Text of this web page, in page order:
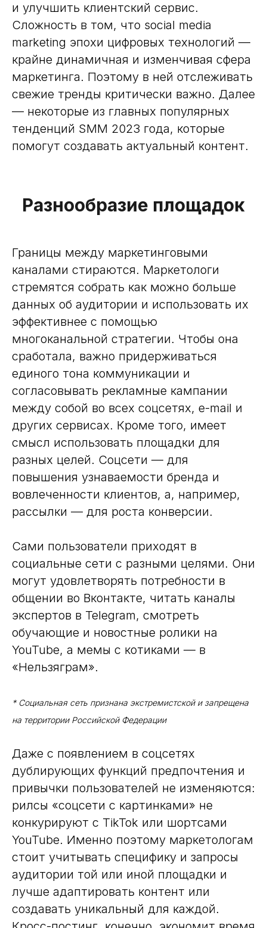
и улучшить клиентский сервис.
Сложность в том, что social media
marketing эпохи цифровых технологий —
крайне динамичная и изменчивая сфера
маркетинга. Поэтому в ней отслеживать
свежие тренды критически важно. Далее
— некоторые из главных популярных
тенденций SMM 2023 года, которые
помогут создавать актуальный контент.
Разнообразие площадок
Границы между маркетинговыми
каналами стираются. Маркетологи
стремятся собрать как можно больше
данных об аудитории и использовать их
эффективнее с помощью
многоканальной стратегии. Чтобы она
сработала, важно придерживаться
единого тона коммуникации и
согласовывать рекламные кампании
между собой во всех соцсетях, e-mail и
других сервисах. Кроме того, имеет
смысл использовать площадки для
разных целей. Соцсети — для
повышения узнаваемости бренда и
вовлеченности клиентов, а, например,
рассылки — для роста конверсии.
Сами пользователи приходят в
социальные сети с разными целями. Они
могут удовлетворять потребности в
общении во Вконтакте, читать каналы
экспертов в Telegram, смотреть
обучающие и новостные ролики на
YouTube, а мемы с котиками — в
«Нельзяграм».
* Социальная сеть признана экстремистской и запрещена
на территории Российской Федерации
Даже с появлением в соцсетях
дублирующих функций предпочтения и
привычки пользователей не изменяются:
рилсы «соцсети с картинками» не
конкурируют с TikTok или шортсами
YouTube. Именно поэтому маркетологам
стоит учитывать специфику и запросы
аудитории той или иной площадки и
лучше адаптировать контент или
создавать уникальный для каждой.